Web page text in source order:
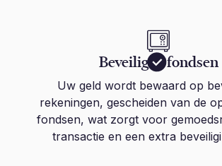
Beveiligde fondsen
Uw geld wordt bewaard op
rekeningen, gescheiden van de
fondsen, wat zorgt voor
transactie en een extra